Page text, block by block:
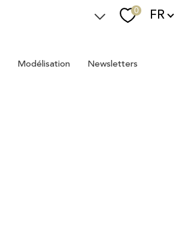
0 Langue
FR
modélisation newsletters